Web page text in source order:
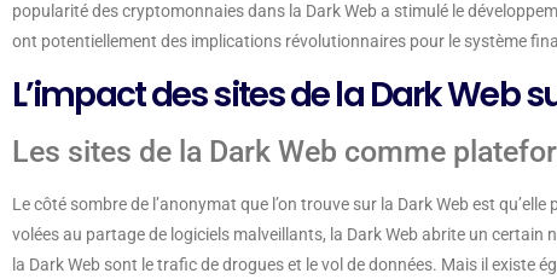
popularité des cryptomonnaies dans la Dark Web a stimulé le
ont potentiellement des implications révolutionnaires pour le système
L’impact des sites de la Dark Web
Les sites de la Dark Web comme
Le côté sombre de l’anonymat que l’on trouve sur la Dark Web est
volées au partage de logiciels malveillants, la Dark Web abrite un
la Dark Web sont le trafic de drogues et le vol de données. Mais il existe